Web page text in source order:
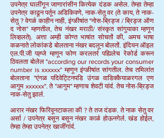
उपनेत्र घालींगून जाणारांसीन कित्येक दंडक असेल. तेम्हा तेम्हा
उपनेत्र काढून पर्तून अडिकिवणे, नाक-सेतु वर (ते काय, ते नाक-
सेतु ? वेगळ॑ काहीन नाही, इंग्ळीषांत "नोस-ब्रिड्ज / ब्रिड्ज ऑण
द नोस" म्हणतील, तेच नंखर मराठी/ संस्कृत सांगुयाका म्हणून
लिव्हलते). अत्ता अम्ही कोण्त भाषांत सोचतों की, अमच भाषा
कळनाते लोकांकडे बोलताना नंखर बदलून बोलतों. इंदियन ऑइल
एल.पी.जी पह्जे म्हणून फोण करलतर॑ पह्यिलेच रेकोर्ड करून
ठिवलता बोलेल "according our records your consumer
number is xxxxxx" म्हणून इंग्ळीषांत सांगतील. तेच तमिलांत
बोलताना "एंगळ पदिवेट्टिनपडि उंगळ वाडिक्कैयाळरगल एण
आगुम xxxxxx". ते "आगुम" म्हणाच शेवटी यांव॑. तेच नोस-ब्रिड्ज
नाक-सेतु झाल॑.
आरार नंखर फिरिवूनटाकला की ? ते तज दंडक. ते नाक सेतु वर
अर्सा / उपनेत्र बसून बसून नंखर काळ॑ होऊनगेल॑. खंड होईल,
तेम्हा तेम्हा उपनेत्र खाजींगांव॑.